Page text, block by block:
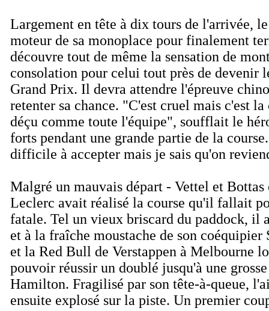
Largement en tête à dix tours de l'arrivée,
moteur de sa monoplace pour finalement
découvre tout de même la sensation de
consolation pour celui tout près de devenir
Grand Prix. Il devra attendre l'épreuve
retenter sa chance. "C'est cruel mais c'est
déçu comme toute l'équipe", soufflait le
forts pendant une grande partie de la
difficile à accepter mais je sais qu'on
Malgré un mauvais départ - Vettel et
Leclerc avait réalisé la course qu'il fallait
fatale. Tel un vieux briscard du paddock, il
et à la fraîche moustache de son
et la Red Bull de Verstappen à Melbourne
pouvoir réussir un doublé jusqu'à une
Hamilton. Fragilisé par son tête-à-queue,
ensuite explosé sur la piste. Un premier